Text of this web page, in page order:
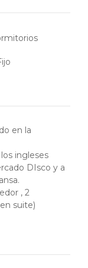
en la
ingleses
DIsco y a
, 2
suite)